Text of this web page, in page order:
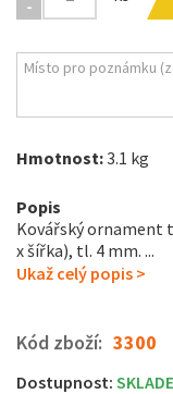
-
Hmotnost:3.1 kg
Popis
Kovářský ornament
x šířka), tl. 4 mm. ...
Ukaž celý popis >
Kód zboží: 3300
Dostupnost: